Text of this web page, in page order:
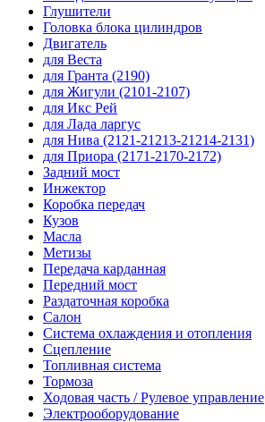
Глушители
Головка блока цилиндров
Двигатель
для Веста
для Гранта (2190)
для Жигули (2101-2107)
для Икс Рей
для Лада ларгус
для Нива (2121-21213-21214-2131)
для Приора (2171-2170-2172)
Задний мост
Инжектор
Коробка передач
Кузов
Масла
Метизы
Передача карданная
Передний мост
Раздаточная коробка
Салон
Система охлаждения и отопления
Сцепление
Топливная система
Тормоза
Ходовая часть / Рулевое управление
Электрооборудование